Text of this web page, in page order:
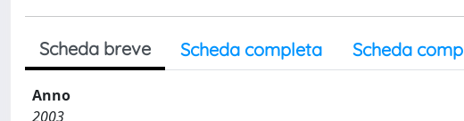
Scheda breve Scheda completa Scheda
Anno
2003